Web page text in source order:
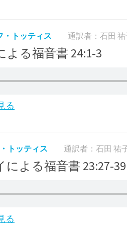
・トッティス 通訳者：石田 祐
よる福音書 24:1-3
る
トッティス 通訳者：石田 祐
による福音書 23:27-39
る